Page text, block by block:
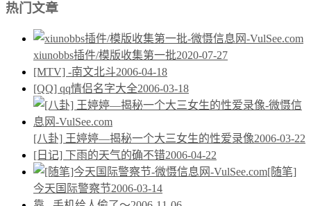
热门文章
xiunobbs插件/模版收集第一批2020-07-27
[MTV] -南文北斗2006-04-18
[QQ] qq情侣名字大全2006-03-18
[八卦] 王婷婷—揭秘一个大三女生的性爱录像2006-03-22
[日记] 下雨的天气的确不错2006-04-22
[随笔]
今天国际警察节2006-03-14